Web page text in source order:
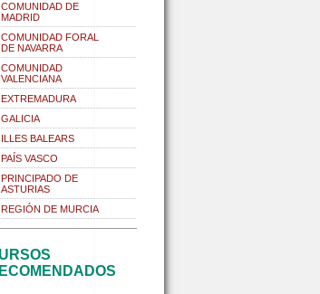
COMUNIDAD DE
MADRID
COMUNIDAD FORAL
DE NAVARRA
COMUNIDAD
VALENCIANA
EXTREMADURA
GALICIA
ILLES BALEARS
PAÍS VASCO
PRINCIPADO DE
ASTURIAS
REGIÓN DE MURCIA